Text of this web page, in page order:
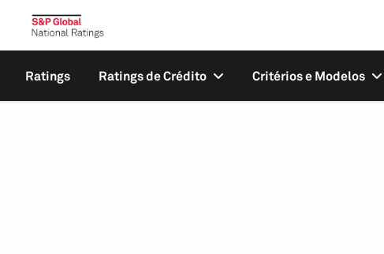
Ratings Ratings de Crédito Critérios e Modelos